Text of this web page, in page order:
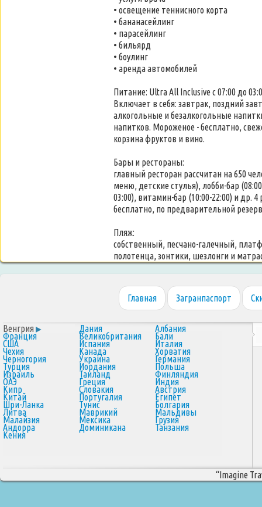
• освещение теннисного корта
• бананасейлинг
• парасейлинг
• бильярд
• боулинг
• аренда автомобилей
Питание: Ultra All Inclusive с 07:00 до
Включает в себя: завтрак, поздний
алкогольные и безалкогольные
напитков. Мороженое - бесплатно,
корзина фруктов и вино.
Бары и рестораны:
главный ресторан рассчитан на 650
меню, детские стулья), лобби-бар
03:00), витамин-бар (10:00-22:00) и др.
бесплатно, по предварительной
Пляж:
собственный, песчано-галечный,
полотенца, зонтики, шезлонги и
Главная Загранпаспорт
Венгрия Дания Албания
Франция Великобритания Бали
США Испания Италия
Чехия Канада Хорватия
Черногория Украина Германия
Турция Иордания Польша
Израиль Таиланд Финляндия
ОАЭ Греция Индия
Кипр Словакия Австрия
Китай Португалия Египет
Шри-Ланка Тунис Болгария
Литва Маврикий Мальдивы
Малайзия Мексика Грузия
Андорра Доминикана Танзания
Кения
“Imagine